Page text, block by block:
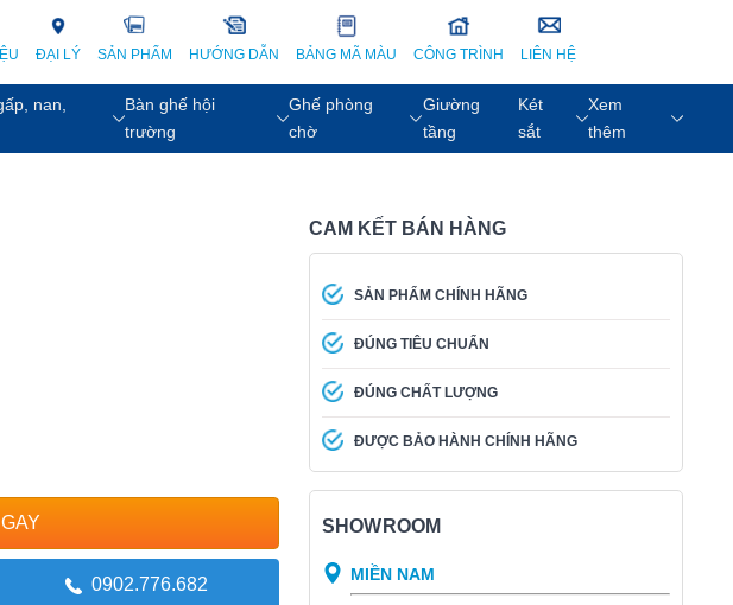
ĐẠI LÝ SẢN PHẨM HƯỚNG DẪN BẢNG MÃ MÀU CÔNG TRÌNH LIÊN HỆ
nan,
Bàn ghế hội
trường
Ghế phòng
chờ
Giường
tầng
Két
sắt
Xem
thêm
0902.776.682
CAM KẾT BÁN HÀNG
SẢN PHẨM CHÍNH HÃNG
ĐÚNG TIÊU CHUẨN
ĐÚNG CHẤT LƯỢNG
ĐƯỢC BẢO HÀNH CHÍNH HÃNG
SHOWROOM
MIỀN NAM